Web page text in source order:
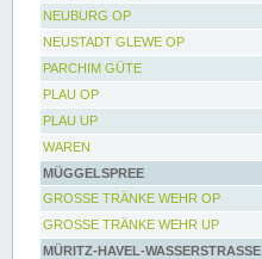
NEUBURG OP
NEUSTADT GLEWE OP
PARCHIM GÜTE
PLAU OP
PLAU UP
WAREN
MÜGGELSPREE
GROSSE TRÄNKE WEHR OP
GROSSE TRÄNKE WEHR UP
MÜRITZ-HAVEL-WASSERSTRASSE